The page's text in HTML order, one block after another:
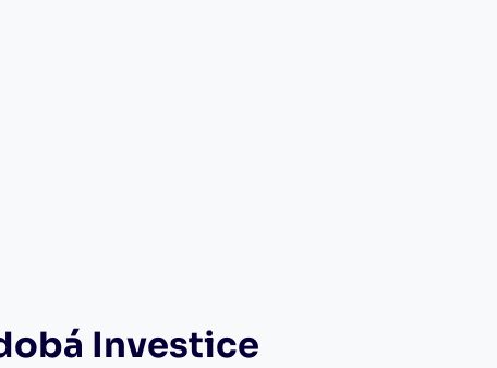
Investice